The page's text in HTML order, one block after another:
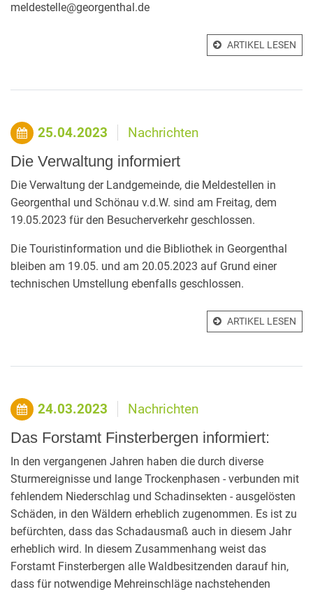
meldestelle@georgenthal.de
ARTIKEL LESEN
25.04.2023 Nachrichten
Die Verwaltung informiert
Die Verwaltung der Landgemeinde, die Meldestellen in
Georgenthal und Schönau v.d.W. sind am Freitag, dem
19.05.2023 für den Besucherverkehr geschlossen.
Die Touristinformation und die Bibliothek in Georgenthal
bleiben am 19.05. und am 20.05.2023 auf Grund einer
technischen Umstellung ebenfalls geschlossen.
ARTIKEL LESEN
24.03.2023 Nachrichten
Das Forstamt Finsterbergen informiert:
In den vergangenen Jahren haben die durch diverse
Sturmereignisse und lange Trockenphasen - verbunden mit
fehlendem Niederschlag und Schadinsekten - ausgelösten
Schäden, in den Wäldern erheblich zugenommen. Es ist zu
befürchten, dass das Schadausmaß auch in diesem Jahr
erheblich wird. In diesem Zusammenhang weist das
Forstamt Finsterbergen alle Waldbesitzenden darauf hin,
dass für notwendige Mehreinschläge nachstehenden